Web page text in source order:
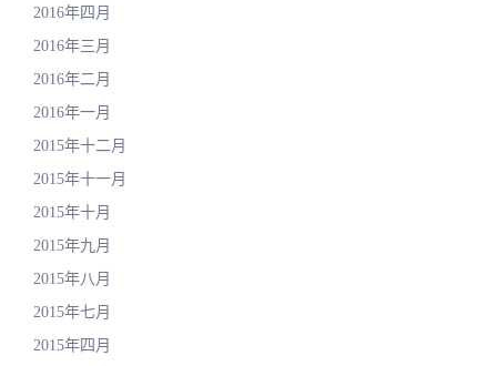
2016年四月
2016年三月
2016年二月
2016年一月
2015年十二月
2015年十一月
2015年十月
2015年九月
2015年八月
2015年七月
2015年四月